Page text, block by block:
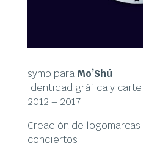
symp para Mo’Shú.
Identidad gráfica y
2012 – 2017.
Creación de
conciertos.